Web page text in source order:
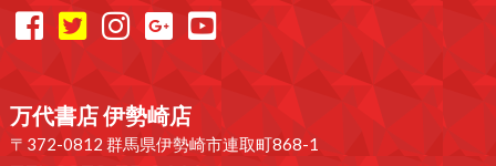
万代書店 伊勢崎店
〒372-0812 群馬県伊勢崎市連取町868-1